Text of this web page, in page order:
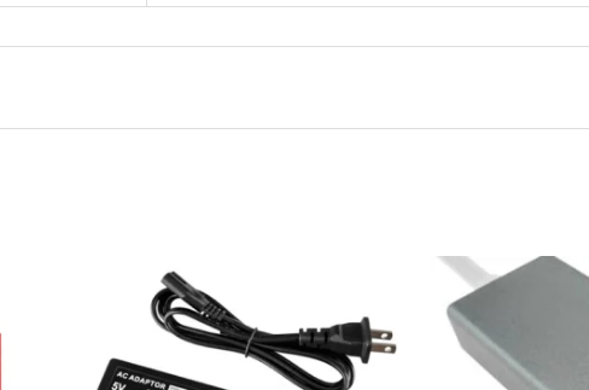
“CONVERTIDOR DISPLAY PORT A
no será publicada. Los campos obligatorios